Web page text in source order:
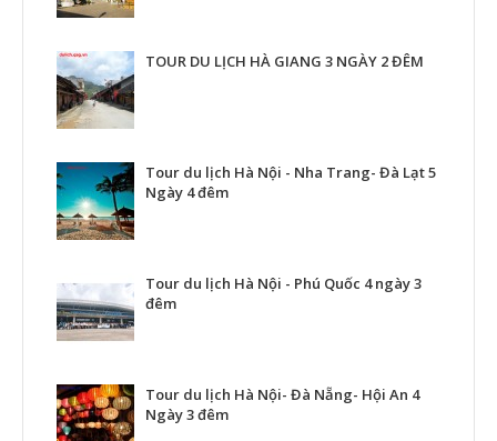
TOUR DU LỊCH HÀ GIANG 3 NGÀY 2 ĐÊM
Tour du lịch Hà Nội - Nha Trang- Đà Lạt 5
Ngày 4 đêm
Tour du lịch Hà Nội - Phú Quốc 4 ngày 3
đêm
Tour du lịch Hà Nội- Đà Nẵng- Hội An 4
Ngày 3 đêm